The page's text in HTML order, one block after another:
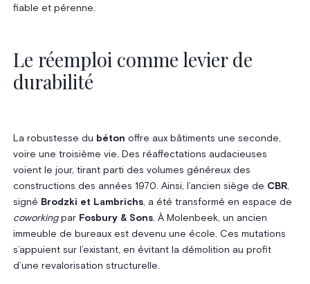
fiable et pérenne.
Le réemploi comme levier de
durabilité
La robustesse du béton offre aux bâtiments une seconde,
voire une troisième vie. Des réaffectations audacieuses
voient le jour, tirant parti des volumes généreux des
constructions des années 1970. Ainsi, l’ancien siège de CBR,
signé Brodzki et Lambrichs, a été transformé en espace de
coworkingpar Fosbury & Sons. À Molenbeek, un ancien
immeuble de bureaux est devenu une école. Ces mutations
s’appuient sur l’existant, en évitant la démolition au profit
d’une revalorisation structurelle.